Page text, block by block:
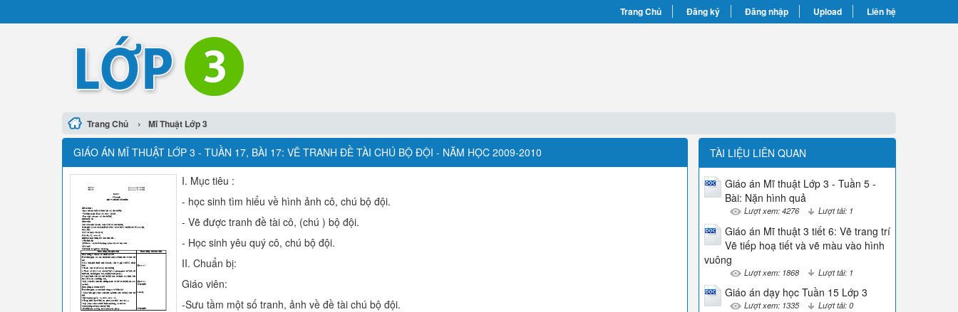
Trang Chủ Đăng ký Đăng nhập Upload Liên hệ
Trang Chủ › Mĩ Thuật Lớp 3
GIÁO ÁN MĨ THUẬT LỚP 3 - TUẦN 17, BÀI 17: VẼ TRANH ĐỀ TÀI CHÚ BỘ ĐỘI - NĂM HỌC 2009-2010
I. Mục tiêu :
- học sinh tìm hiểu về hình ảnh cô, chú bộ đội.
- Vẽ được tranh đề tài cô, (chú ) bộ đội.
- Học sinh yêu quý cô, chú bộ đội.
II. Chuẩn bị:
Giáo viên:
-Sưu tầm một số tranh, ảnh về đề tài chú bộ đội.
TÀI LIỆU LIÊN QUAN
Giáo án Mĩ thuật Lớp 3 - Tuần 5 -
Bài: Nặn hình quả
Lượt xem: 4276 Lượt tải: 1
Giáo án Mĩ thuật 3 tiết 6: Vẽ trang trí
Vẽ tiếp hoạ tiết và vẽ màu vào hình
vuông
Lượt xem: 1868 Lượt tải: 1
Giáo án dạy học Tuần 15 Lớp 3
Lượt xem: 1335 Lượt tải: 0